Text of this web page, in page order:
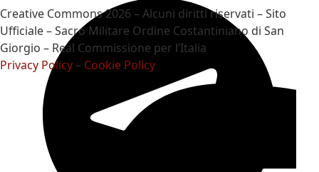
Creative Commons 2026 – Alcuni diritti riservati – Sito
Ufficiale – Sacro Militare Ordine Costantiniano di San
Giorgio – Real Commissione per l’Italia
Privacy Policy – Cookie Policy